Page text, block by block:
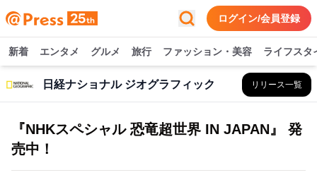
ログイン/会員登録
新着 エンタメ グルメ 旅行 ファッション・美容 ライフスタ
日経ナショナル ジオグラフィック リリース一覧
『NHKスペシャル 恐竜超世界 IN JAPAN』 発
売中！